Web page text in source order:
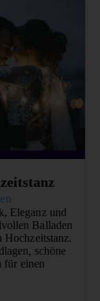
Eleganz und
Balladen
Hochzeitstanz.
schöne
für einen